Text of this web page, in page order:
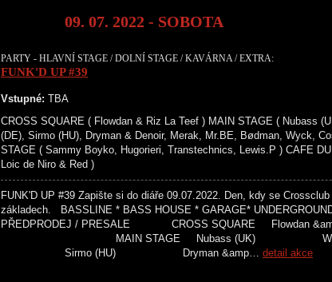
09. 07. 2022 - SOBOTA
PARTY - HLAVNÍ STAGE / DOLNÍ STAGE / KAVÁRNA / EXTRA:
FUNK'D UP #39
Vstupné: TBA
CROSS SQUARE ( Flowdan & Riz La Teef ) MAIN STAGE ( Nubass
(DE), Sirmo (HU), Dryman & Denoir, Merak, Mr.BE, Bødman, Wyck,
STAGE ( Sammy Boyko, Hugorieri, Transtechnics, Lewis.P ) CAFE
Loic de Niro & Red )
FUNK'D UP #39 Zapište si do diáře 09.07.2022. Den, kdy se
základech. BASSLINE * BASS HOUSE * GARAGE*
PŘEDPRODEJ / PRESALE CROSS SQUARE Flowdan
MAIN STAGE Nubass (UK) We Are
Sirmo (HU) Dryman &amp… detail akce